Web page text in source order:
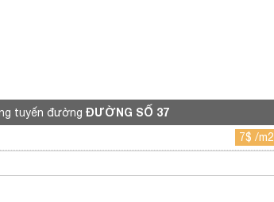
tuyến đường ĐƯỜNG SỐ 37
7$ /m2